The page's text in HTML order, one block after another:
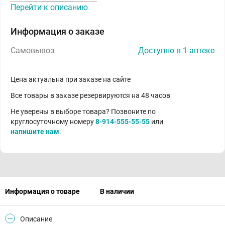
Перейти к описанию
Информация о заказе
Самовывоз Доступно в 1 аптеке
Цена актуальна при заказе на сайте
Все товары в заказе резервируются на 48 часов
Не уверены в выборе товара? Позвоните по
круглосуточному номеру8-914-555-55-55 или
напишите нам.
Информация о товаре В наличии
Описание